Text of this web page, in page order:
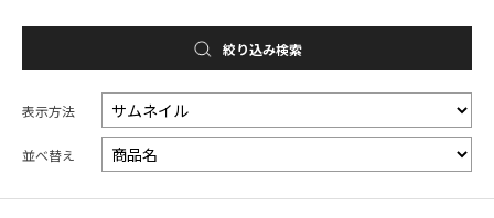
絞り込み検索
表示方法
並べ替え